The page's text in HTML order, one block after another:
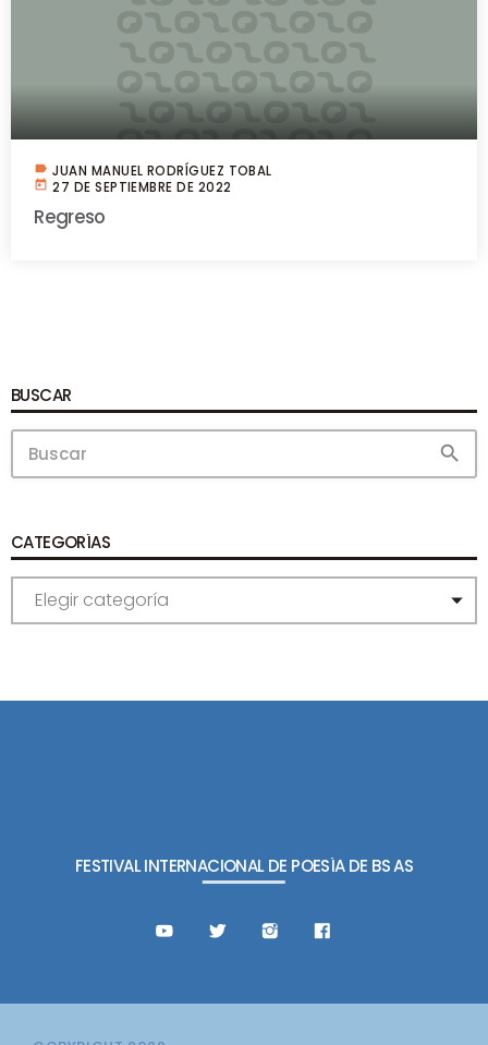
label JUAN MANUEL RODRÍGUEZ TOBAL
today 27 DE SEPTIEMBRE DE 2022
Regreso
BUSCAR
search
CATEGORÍAS
C
T
R
FESTIVAL INTERNACIONAL DE POESÍA DE BS AS